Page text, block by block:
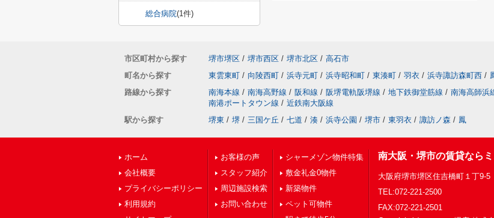
総合病院(1件)
市区町村から探す 堺市堺区 / 堺市西区 / 堺市北区 / 高石市
町名から探す
東雲東町 / 向陵西町 / 浜寺元町 / 浜寺昭和町 / 東湊町 / 羽衣 / 浜寺諏訪森町西 /
路線から探す
南海本線 / 南海高野線 / 阪和線 / 阪堺電軌阪堺線 / 地下鉄御堂筋線 / 南海高師浜
南港ポートタウン線 / 近鉄南大阪線
駅から探す
堺東 / 堺 / 三国ケ丘 / 七道 / 湊 / 浜寺公園 / 堺市 / 東羽衣 / 諏訪ノ森 / 鳳
ホーム
会社概要
プライバシーポリシー
利用規約
お客様の声
スタッフ紹介
周辺施設検索
お問い合わせ
シャーメゾン物件特集
敷金礼金0物件
新築物件
ペット可物件
南大阪・堺市の賃貸なら
大阪府堺市堺区住吉橋町１丁9-5
TEL:072-221-2500
FAX:072-221-2501